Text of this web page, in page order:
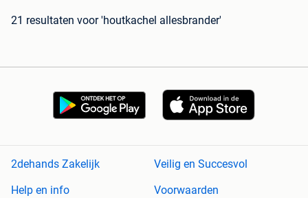
21 resultaten voor 'houtkachel allesbrander'
2dehands Zakelijk
Veilig en Succesvol
Help en info
Voorwaarden